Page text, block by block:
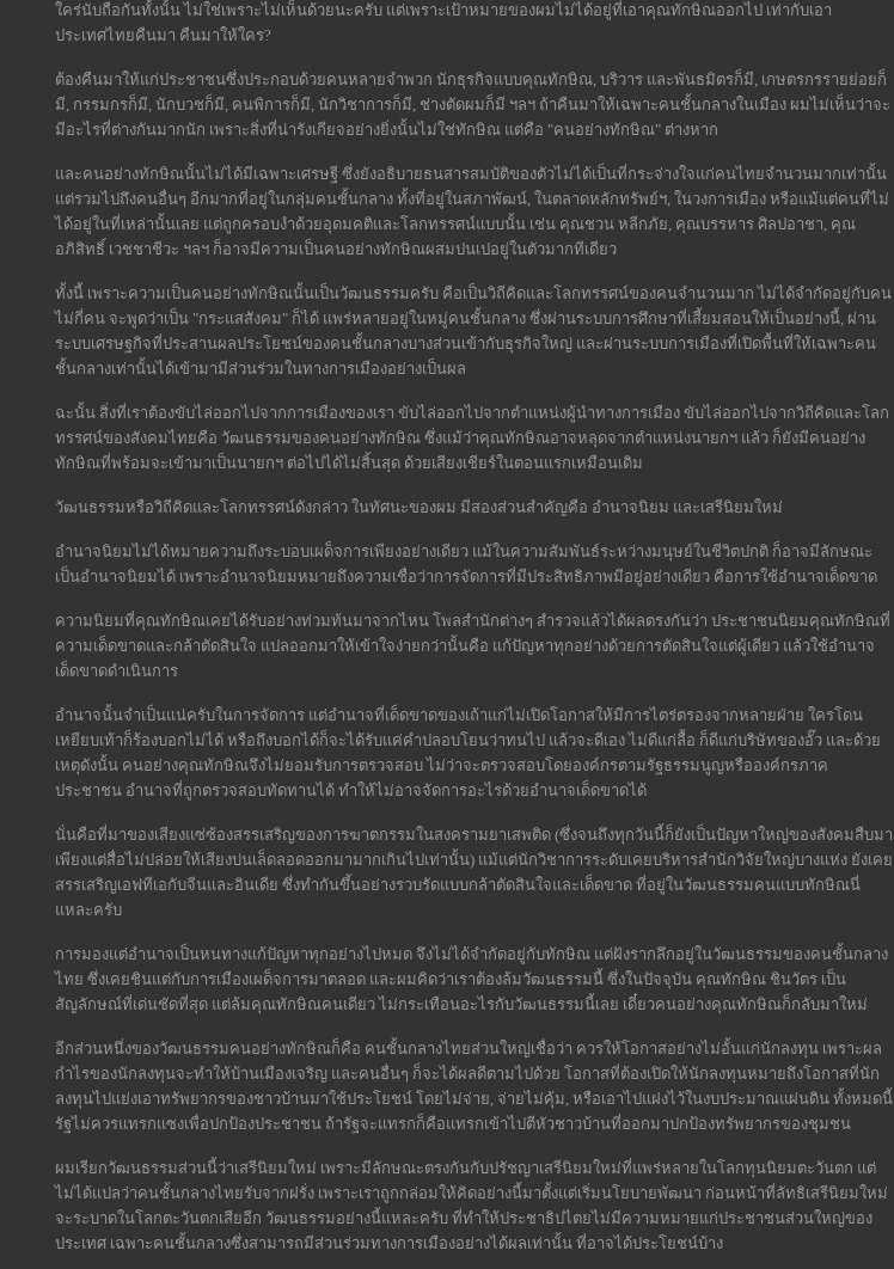
ใคร่นับถือกันทั้งนั้น ไม่ใช่เพราะไม่เห็นด้วยนะครับ แต่เพราะเป้าหมายของผมไม่ได้อยู่ที่เอาคุณทักษิณออกไป เท่ากับเอา
ประเทศไทยคืนมา คืนมาให้ใคร?
ต้องคืนมาให้แก่ประชาชนซึ่งประกอบด้วยคนหลายจำพวก นักธุรกิจแบบคุณทักษิณ, บริวาร และพันธมิตรก็มี, เกษตรกรรายย่อยก็
มี, กรรมกรก็มี, นักบวชก็มี, คนพิการก็มี, นักวิชาการก็มี, ช่างตัดผมก็มี ฯลฯ ถ้าคืนมาให้เฉพาะคนชั้นกลางในเมือง ผมไม่เห็นว่าจะ
มีอะไรที่ต่างกันมากนัก เพราะสิ่งที่น่ารังเกียจอย่างยิ่งนั้นไม่ใช่ทักษิณ แต่คือ "คนอย่างทักษิณ" ต่างหาก
และคนอย่างทักษิณนั้นไม่ได้มีเฉพาะเศรษฐี ซึ่งยังอธิบายธนสารสมบัติของตัวไม่ได้เป็นที่กระจ่างใจแก่คนไทยจำนวนมากเท่านั้น
แต่รวมไปถึงคนอื่นๆ อีกมากที่อยู่ในกลุ่มคนชั้นกลาง ทั้งที่อยู่ในสภาพัฒน์, ในตลาดหลักทรัพย์ฯ, ในวงการเมือง หรือแม้แต่คนที่ไม่
ได้อยู่ในที่เหล่านั้นเลย แต่ถูกครอบงำด้วยอุดมคติและโลกทรรศน์แบบนั้น เช่น คุณชวน หลีกภัย, คุณบรรหาร ศิลปอาชา, คุณ
อภิสิทธิ์ เวชชาชีวะ ฯลฯ ก็อาจมีความเป็นคนอย่างทักษิณผสมปนเปอยู่ในตัวมากทีเดียว
ทั้งนี้ เพราะความเป็นคนอย่างทักษิณนั้นเป็นวัฒนธรรมครับ คือเป็นวิถีคิดและโลกทรรศน์ของคนจำนวนมาก ไม่ได้จำกัดอยู่กับคน
ไม่กี่คน จะพูดว่าเป็น "กระแสสังคม" ก็ได้ แพร่หลายอยู่ในหมู่คนชั้นกลาง ซึ่งผ่านระบบการศึกษาที่เสี้ยมสอนให้เป็นอย่างนี้, ผ่าน
ระบบเศรษฐกิจที่ประสานผลประโยชน์ของคนชั้นกลางบางส่วนเข้ากับธุรกิจใหญ่ และผ่านระบบการเมืองที่เปิดพื้นที่ให้เฉพาะคน
ชั้นกลางเท่านั้นได้เข้ามามีส่วนร่วมในทางการเมืองอย่างเป็นผล
ฉะนั้น สิ่งที่เราต้องขับไล่ออกไปจากการเมืองของเรา ขับไล่ออกไปจากตำแหน่งผู้นำทางการเมือง ขับไล่ออกไปจากวิถีคิดและโลก
ทรรศน์ของสังคมไทยคือ วัฒนธรรมของคนอย่างทักษิณ ซึ่งแม้ว่าคุณทักษิณอาจหลุดจากตำแหน่งนายกฯ แล้ว ก็ยังมีคนอย่าง
ทักษิณที่พร้อมจะเข้ามาเป็นนายกฯ ต่อไปได้ไม่สิ้นสุด ด้วยเสียงเชียร์ในตอนแรกเหมือนเดิม
วัฒนธรรมหรือวิถีคิดและโลกทรรศน์ดังกล่าว ในทัศนะของผม มีสองส่วนสำคัญคือ อำนาจนิยม และเสรีนิยมใหม่
อํานาจนิยมไม่ได้หมายความถึงระบอบเผด็จการเพียงอย่างเดียว แม้ในความสัมพันธ์ระหว่างมนุษย์ในชีวิตปกติ ก็อาจมีลักษณะ
เป็นอำนาจนิยมได้ เพราะอำนาจนิยมหมายถึงความเชื่อว่าการจัดการที่มีประสิทธิภาพมีอยู่อย่างเดียว คือการใช้อำนาจเด็ดขาด
ความนิยมที่คุณทักษิณเคยได้รับอย่างท่วมท้นมาจากไหน โพลสำนักต่างๆ สำรวจแล้วได้ผลตรงกันว่า ประชาชนนิยมคุณทักษิณที่
ความเด็ดขาดและกล้าตัดสินใจ แปลออกมาให้เข้าใจง่ายกว่านั้นคือ แก้ปัญหาทุกอย่างด้วยการตัดสินใจแต่ผู้เดียว แล้วใช้อำนาจ
เด็ดขาดดำเนินการ
อำนาจนั้นจำเป็นแน่ครับในการจัดการ แต่อำนาจที่เด็ดขาดของเถ้าแก่ไม่เปิดโอกาสให้มีการไตร่ตรองจากหลายฝ่าย ใครโดน
เหยียบเท้าก็ร้องบอกไม่ได้ หรือถึงบอกได้ก็จะได้รับแค่คำปลอบโยนว่าทนไป แล้วจะดีเอง ไม่ดีแก่ลื้อ ก็ดีแก่บริษัทของอั๊ว และด้วย
เหตุดังนั้น คนอย่างคุณทักษิณจึงไม่ยอมรับการตรวจสอบ ไม่ว่าจะตรวจสอบโดยองค์กรตามรัฐธรรมนูญหรือองค์กรภาค
ประชาชน อำนาจที่ถูกตรวจสอบทัดทานได้ ทำให้ไม่อาจจัดการอะไรด้วยอำนาจเด็ดขาดได้
นั่นคือที่มาของเสียงแซ่ซ้องสรรเสริญของการฆาตกรรมในสงครามยาเสพติด (ซึ่งจนถึงทุกวันนี้ก็ยังเป็นปัญหาใหญ่ของสังคมสืบมา
เพียงแต่สื่อไม่ปล่อยให้เสียงบ่นเล็ดลอดออกมามากเกินไปเท่านั้น) แม้แต่นักวิชาการระดับเคยบริหารสำนักวิจัยใหญ่บางแห่ง ยังเคย
สรรเสริญเอฟทีเอกับจีนและอินเดีย ซึ่งทำกันขึ้นอย่างรวบรัดแบบกล้าตัดสินใจและเด็ดขาด ที่อยู่ในวัฒนธรรมคนแบบทักษิณนี่
แหละครับ
การมองแต่อำนาจเป็นหนทางแก้ปัญหาทุกอย่างไปหมด จึงไม่ได้จำกัดอยู่กับทักษิณ แต่ฝังรากลึกอยู่ในวัฒนธรรมของคนชั้นกลาง
ไทย ซึ่งเคยชินแต่กับการเมืองเผด็จการมาตลอด และผมคิดว่าเราต้องล้มวัฒนธรรมนี้ ซึ่งในปัจจุบัน คุณทักษิณ ชินวัตร เป็น
สัญลักษณ์ที่เด่นชัดที่สุด แต่ล้มคุณทักษิณคนเดียว ไม่กระเทือนอะไรกับวัฒนธรรมนี้เลย เดี๋ยวคนอย่างคุณทักษิณก็กลับมาใหม่
อีกส่วนหนึ่งของวัฒนธรรมคนอย่างทักษิณก็คือ คนชั้นกลางไทยส่วนใหญ่เชื่อว่า ควรให้โอกาสอย่างไม่อั้นแก่นักลงทุน เพราะผล
กำไรของนักลงทุนจะทำให้บ้านเมืองเจริญ และคนอื่นๆ ก็จะได้ผลดีตามไปด้วย โอกาสที่ต้องเปิดให้นักลงทุนหมายถึงโอกาสที่นัก
ลงทุนไปแย่งเอาทรัพยากรของชาวบ้านมาใช้ประโยชน์ โดยไม่จ่าย, จ่ายไม่คุ้ม, หรือเอาไปแฝงไว้ในงบประมาณแผ่นดิน ทั้งหมดนี้
รัฐไม่ควรแทรกแซงเพื่อปกป้องประชาชน ถ้ารัฐจะแทรกก็คือแทรกเข้าไปตีหัวชาวบ้านที่ออกมาปกป้องทรัพยากรของชุมชน
ผมเรียกวัฒนธรรมส่วนนี้ว่าเสรีนิยมใหม่ เพราะมีลักษณะตรงกันกับปรัชญาเสรีนิยมใหม่ที่แพร่หลายในโลกทุนนิยมตะวันตก แต่
ไม่ได้แปลว่าคนชั้นกลางไทยรับจากฝรั่ง เพราะเราถูกกล่อมให้คิดอย่างนี้มาตั้งแต่เริ่มนโยบายพัฒนา ก่อนหน้าที่ลัทธิเสรีนิยมใหม่
จะระบาดในโลกตะวันตกเสียอีก วัฒนธรรมอย่างนี้แหละครับ ที่ทำให้ประชาธิปไตยไม่มีความหมายแก่ประชาชนส่วนใหญ่ของ
ประเทศ เฉพาะคนชั้นกลางซึ่งสามารถมีส่วนร่วมทางการเมืองอย่างได้ผลเท่านั้น ที่อาจได้ประโยชน์บ้าง